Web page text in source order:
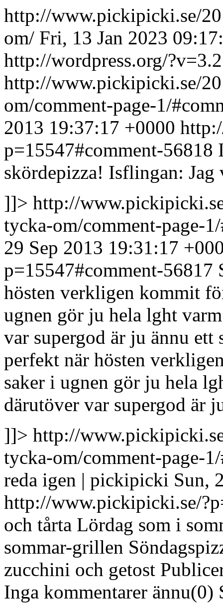
http://www.pickipicki.se/
om/ Fri, 13 Jan 2023
http://wordpress.org/
http://www.pickipicki.se/
om/comment-page-1/
2013 19:37:17 +0000
p=15547#comment-56818
skördepizza! Isflingan: Jag
]]> http://
tycka-om/comment-page-
29 Sep 2013 19:31:17
p=15547#comment-56817
hösten verkligen kommit
ugnen gör ju hela lght
var supergod är ju ännu ett
perfekt när hösten
saker i ugnen gör ju hela
därutöver var supergod är
]]> http://
tycka-om/comment-page-
reda igen | pickipicki Sun,
http://www.pickipicki.se/
och tårta Lördag som i
sommar-grillen
zucchini och getost
Inga kommentarer